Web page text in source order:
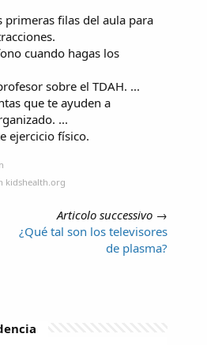
primeras filas del aula para
cuando hagas los
sobre el TDAH. ...
que te ayuden a
...
ejercicio físico.
kidshealth.org
Articolo successivo →
¿Qué tal son los televisores
de plasma?